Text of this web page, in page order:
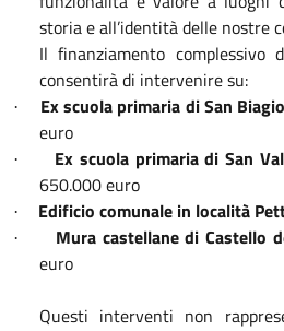
storia e all’identità delle nostre
Il finanziamento
consentirà di intervenire su:
· Ex scuola primaria di San
euro
· Ex scuola primaria di San
650.000 euro
· Edificio comunale in località
· Mura castellane di Castello
euro
Questi interventi non